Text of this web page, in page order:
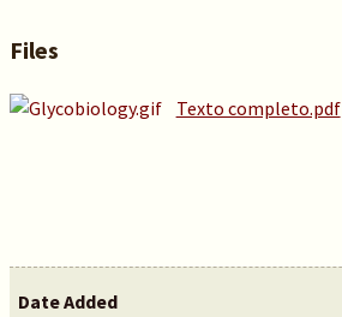
Files
Texto completo.pdf
Date Added